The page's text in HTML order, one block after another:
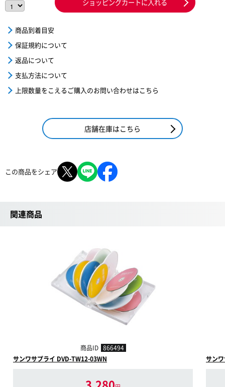
ショッピングカートに入れる
商品到着目安
保証規約について
返品について
支払方法について
上限数量をこえるご購入のお問い合わせはこちら
店舗在庫はこちら
この商品をシェア
関連商品
商品ID 866494
サンワサプライ DVD-TW12-03WN
サン